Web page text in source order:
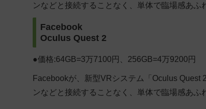
ンなどと接続することなく、単体で臨場感あふ
Facebook
Oculus Quest 2
●価格:64GB=3万7100円、256GB=4万9200円
Facebookが、新型VRシステム「Oculus Quest
ンなどと接続することなく、単体で臨場感あふ